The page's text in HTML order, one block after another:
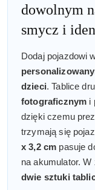
dowolnym
smycz i
Dodaj pojazdowi
dzieci. Tablice
fotograficznym i
dzięki czemu
trzymają się
x 3,2 cm pasuje
na akumulator.
dwie sztuki